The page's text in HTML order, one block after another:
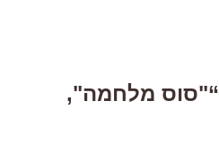
7 Responses to “"סוס מלחמה",